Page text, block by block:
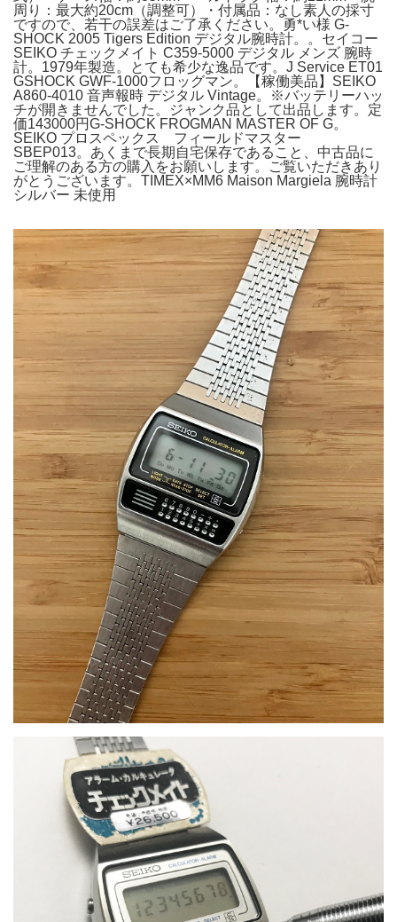
周り：最大約20cm（調整可）・付属品：なし素人の採寸
ですので、若干の誤差はご了承ください。勇*い様 G-
SHOCK 2005 Tigers Edition デジタル腕時計。。セイコー
SEIKO チェックメイト C359-5000 デジタル メンズ 腕時
計。1979年製造。とても希少な逸品です。J Service ET01
GSHOCK GWF-1000フロッグマン。【稼働美品】SEIKO
A860-4010 音声報時 デジタル Vintage。※バッテリーハッ
チが開きませんでした。ジャンク品として出品します。定
価143000円G-SHOCK FROGMAN MASTER OF G。
SEIKO プロスペックス フィールドマスター
SBEP013。あくまで長期自宅保存であること、中古品に
ご理解のある方の購入をお願いします。ご覧いただきあり
がとうございます。TIMEX×MM6 Maison Margiela 腕時計
シルバー 未使用